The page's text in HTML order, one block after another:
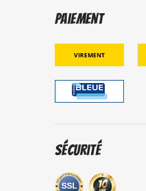
Paiement
Virement
Sécurité